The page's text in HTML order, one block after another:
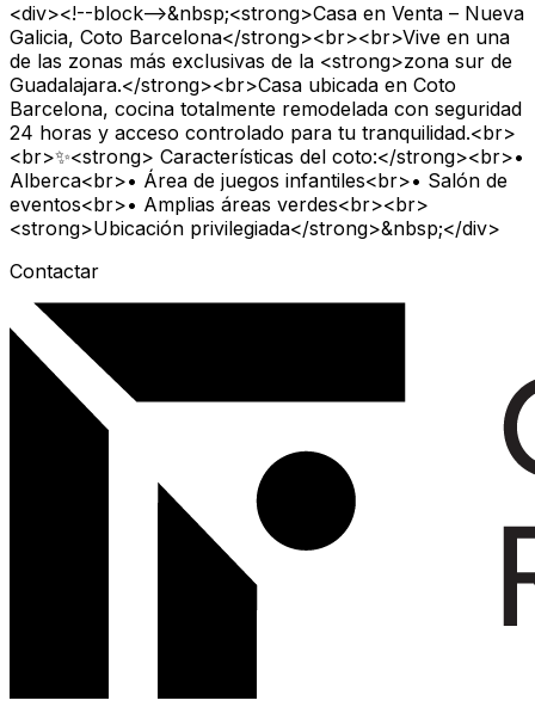
<div><!--block-->&nbsp;<strong>Casa en Venta – Nueva
Galicia, Coto Barcelona</strong><br><br>Vive en una
de las zonas más exclusivas de la <strong>zona sur de
Guadalajara.</strong><br>Casa ubicada en Coto
Barcelona, cocina totalmente remodelada con seguridad
24 horas y acceso controlado para tu tranquilidad.<br>
<br>✨<strong> Características del coto:</strong><br>•
Alberca<br>• Área de juegos infantiles<br>• Salón de
eventos<br>• Amplias áreas verdes<br><br>
<strong>Ubicación privilegiada</strong>&nbsp;</div>
Contactar